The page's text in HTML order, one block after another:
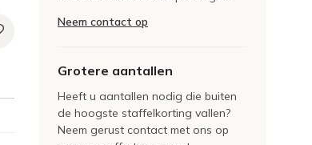
Neem contact op
Grotere aantallen
Heeft u aantallen nodig die buiten
de hoogste staffelkorting vallen?
Neem gerust contact met ons op